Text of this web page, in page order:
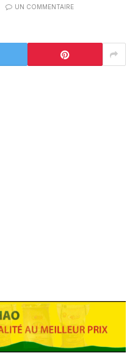
UN COMMENTAIRE